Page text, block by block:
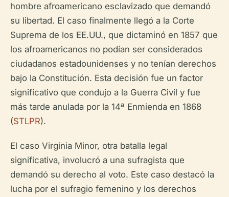
hombre afroamericano esclavizado que demandó
su libertad. El caso finalmente llegó a la Corte
Suprema de los EE.UU., que dictaminó en 1857 que
los afroamericanos no podían ser considerados
ciudadanos estadounidenses y no tenían derechos
bajo la Constitución. Esta decisión fue un factor
significativo que condujo a la Guerra Civil y fue
más tarde anulada por la 14ª Enmienda en 1868
(STLPR).
El caso Virginia Minor, otra batalla legal
significativa, involucró a una sufragista que
demandó su derecho al voto. Este caso destacó la
lucha por el sufragio femenino y los derechos